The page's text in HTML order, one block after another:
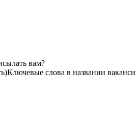
вам?
Ключевые слова в названии